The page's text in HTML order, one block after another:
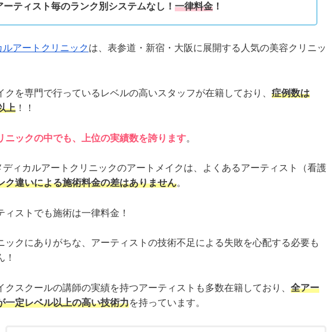
ーティスト毎のランク別システムなし！ 一律料金 ！
ルアートクリニックは、表参道・新宿・大阪に展開する人気の美容クリニッ
クを専門で行っているレベルの高いスタッフが在籍しており、 症例数は
上 ！！
ニックの中でも、上位の実績数を誇ります。
ディカルアートクリニックのアートメイクは、よくあるアーティスト（看護
ク違いによる施術料金の差はありません。
ィストでも施術は一律料金！
ックにありがちな、アーティストの技術不足による失敗を心配する必要も
！
クスクールの講師の実績を持つアーティストも多数在籍しており、 全アー
一定レベル以上の高い技術力を持っています。